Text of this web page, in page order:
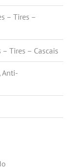
– Tires –
Tires – Cascais
Anti-